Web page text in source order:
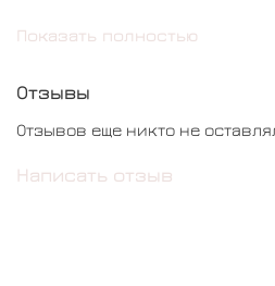
Шар кристальный с конфетти
Показать полностью
Отзывы
Отзывов еще никто не
Написать отзыв